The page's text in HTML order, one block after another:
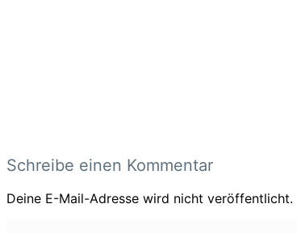
Schreibe einen Kommentar
Deine E-Mail-Adresse wird nicht veröffentlicht.